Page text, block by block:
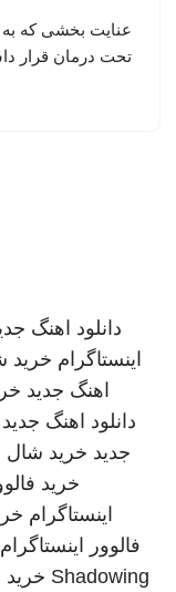
عنایت بخشی که
تحت درمان قرار
دانلود اهنگ
اینستاگرام خرید
اهنگ جدید
دانلود اهنگ جدید
جدید خرید
خرید
اینستاگرام
فالوور اینستاگرام
Shadowing خرید